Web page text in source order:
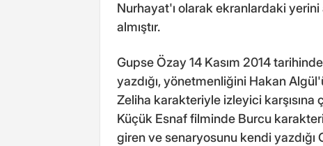
Nurhayat'ı olarak ekranlardaki yerini
almıştır.
Gupse Özay 14 Kasım 2014
yazdığı, yönetmenliğini Hakan
Zeliha karakteriyle izleyici karşısına
Küçük Esnaf filminde Burcu
giren ve senaryosunu kendi